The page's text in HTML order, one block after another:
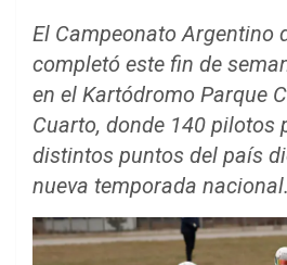
El Campeonato Argentino
completó este fin de
en el Kartódromo Parque
Cuarto, donde 140 pilotos
distintos puntos del país
nueva temporada nacional.